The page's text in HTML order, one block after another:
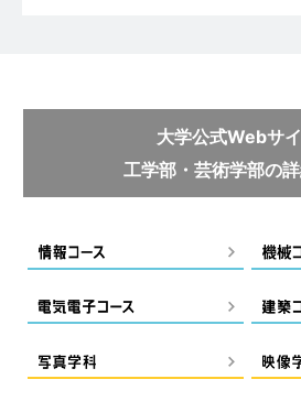
大学公式Webサ
工学部・芸術学部の